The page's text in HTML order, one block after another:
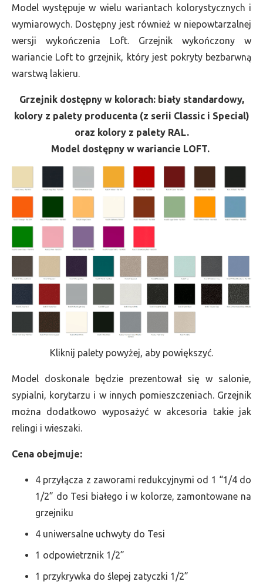
Model występuje w wielu wariantach kolorystycznych i
wymiarowych. Dostępny jest również w niepowtarzalnej
wersji wykończenia Loft. Grzejnik wykończony w
wariancie Loft to grzejnik, który jest pokryty bezbarwną
warstwą lakieru.
Grzejnik dostępny w kolorach: biały standardowy,
kolory z palety producenta (z serii Classic i Special)
oraz kolory z palety RAL.
Model dostępny w wariancie LOFT.
Kliknij palety powyżej, aby powiększyć.
Model doskonale będzie prezentował się w salonie,
sypialni, korytarzu i w innych pomieszczeniach. Grzejnik
można dodatkowo wyposażyć w akcesoria takie jak
relingi i wieszaki.
Cena obejmuje:
4 przyłącza z zaworami redukcyjnymi od 1 “1/4 do
1/2” do Tesi białego i w kolorze, zamontowane na
grzejniku
4 uniwersalne uchwyty do Tesi
1 odpowietrznik 1/2”
1 przykrywka do ślepej zatyczki 1/2”